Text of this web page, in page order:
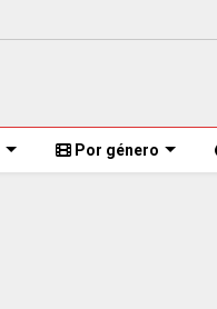
Por género